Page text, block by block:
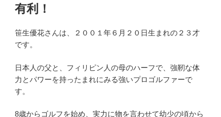
有利！
笹生優花さんは、２００１年６月２０日生まれの２３才
です。
日本人の父と、フィリピン人の母のハーフで、強靭な体
力とパワーを持ったまれにみる強いプロゴルファーで
す。
8歳からゴルフを始め、実力に物を言わせて幼少の頃から